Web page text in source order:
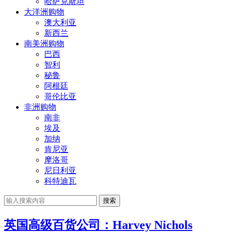
大洋洲购物
澳大利亚
新西兰
南美洲购物
巴西
智利
秘鲁
阿根廷
哥伦比亚
非洲购物
南非
埃及
加纳
肯尼亚
摩洛哥
尼日利亚
科特迪瓦
搜索
英国高级百货公司：Harvey Nichols